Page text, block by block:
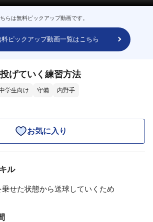
らは無料ピックアップ動画です。
料ピックアップ動画一覧はこちら
げていく練習方法
学生向け 守備 内野手
お気に入り
ル
せた状態から送球していくため